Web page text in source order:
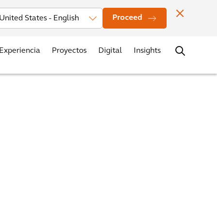
Proceed
Noticias Oficinas Trabaja con nosotros
Proyectos Digital Insights